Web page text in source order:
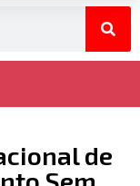
de